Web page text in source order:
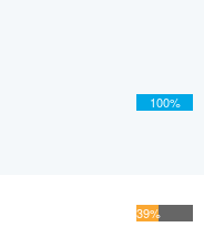
100%
39%